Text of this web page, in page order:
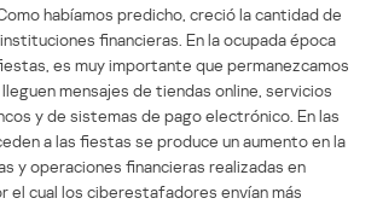
habíamos predicho, creció la cantidad de
financieras. En la ocupada época
es muy importante que permanezcamos
mensajes de tiendas online, servicios
y de sistemas de pago electrónico. En las
a las fiestas se produce un aumento en la
y operaciones financieras realizadas en
el cual los ciberestafadores envían más